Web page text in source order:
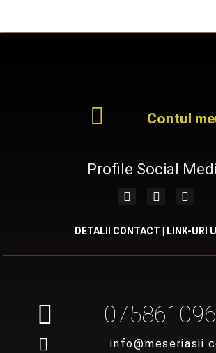
Contul
Profile Social
DETALII CONTACT | LINK-URI